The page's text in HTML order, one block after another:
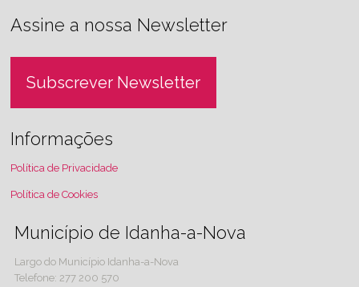
Assine a nossa Newsletter
Subscrever Newsletter
Informações
Política de Privacidade
Política de Cookies
Município de Idanha-a-Nova
Largo do Município Idanha-a-Nova
Telefone: 277 200 570